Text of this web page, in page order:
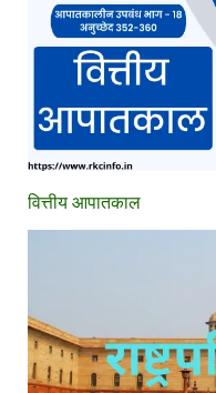
वित्तीय आपातकाल